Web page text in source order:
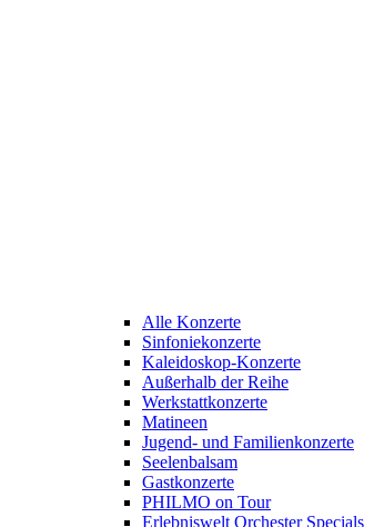
Alle Konzerte
Sinfoniekonzerte
Kaleidoskop-Konzerte
Außerhalb der Reihe
Werkstattkonzerte
Matineen
Jugend- und Familienkonzerte
Seelenbalsam
Gastkonzerte
PHILMO on Tour
Erlebniswelt Orchester Specials